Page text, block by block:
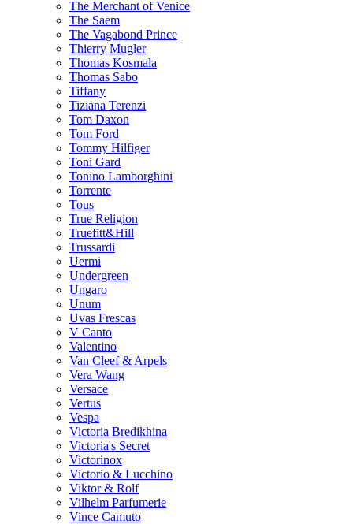
The Merchant of Venice
The Saem
The Vagabond Prince
Thierry Mugler
Thomas Kosmala
Thomas Sabo
Tiffany
Tiziana Terenzi
Tom Daxon
Tom Ford
Tommy Hilfiger
Toni Gard
Tonino Lamborghini
Torrente
Tous
True Religion
Truefitt&Hill
Trussardi
Uermi
Undergreen
Ungaro
Unum
Uvas Frescas
V Canto
Valentino
Van Cleef & Arpels
Vera Wang
Versace
Vertus
Vespa
Victoria Bredikhina
Victoria's Secret
Victorinox
Victorio & Lucchino
Viktor & Rolf
Vilhelm Parfumerie
Vince Camuto